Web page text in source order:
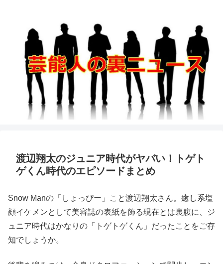
渡辺翔太のジュニア時代がヤバい！トゲト
ゲくん時代のエピソードまとめ
Snow Manの「しょっぴー」こと渡辺翔太さん。癒し系塩
顔イケメンとして美容誌の表紙を飾る現在とは裏腹に、ジ
ュニア時代はかなりの「トゲトゲくん」だったことをご存
知でしょうか。